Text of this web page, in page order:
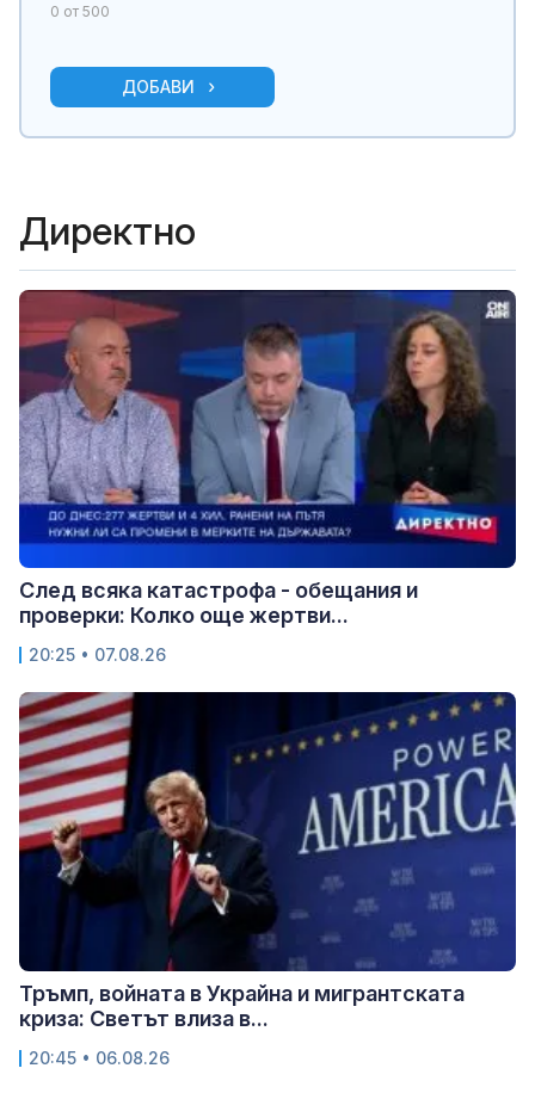
0 от 500
ДОБАВИ
Директно
След всяка катастрофа - обещания и
проверки: Колко още жертви...
20:25 • 07.08.26
Тръмп, войната в Украйна и мигрантската
криза: Светът влиза в...
20:45 • 06.08.26